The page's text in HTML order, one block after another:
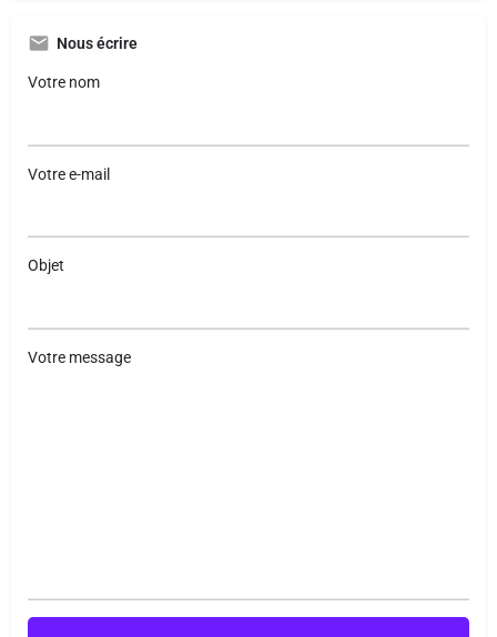
Nous écrire
Votre nom
Votre e-mail
Objet
Votre message